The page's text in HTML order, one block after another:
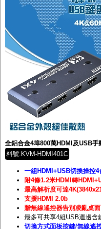
全鋁合金4埠800萬HDMI及USB
料號:KVM-HDMI401C
一組HDMI+USB切換操控4
附4條1.2米HDMI轉
最高解析度可達
支援HDMI 2.0b
贈無線遙控器告別凌亂桌面
最多可共享4組USB週邊含
切換方式面板按鍵/無線遙